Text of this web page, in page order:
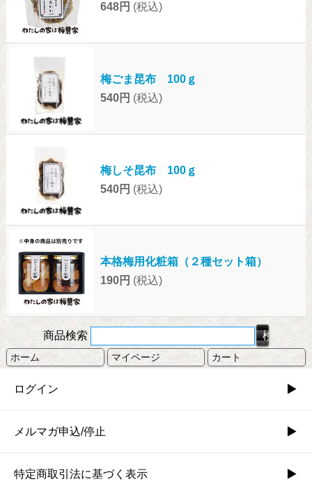
648円 (税込)
梅ごま昆布 100ｇ
540円 (税込)
梅しそ昆布 100ｇ
540円 (税込)
本格梅用化粧箱（２種セット箱）
190円 (税込)
商品検索
ホーム マイページ カート
ログイン
メルマガ申込/停止
特定商取引法に基づく表示